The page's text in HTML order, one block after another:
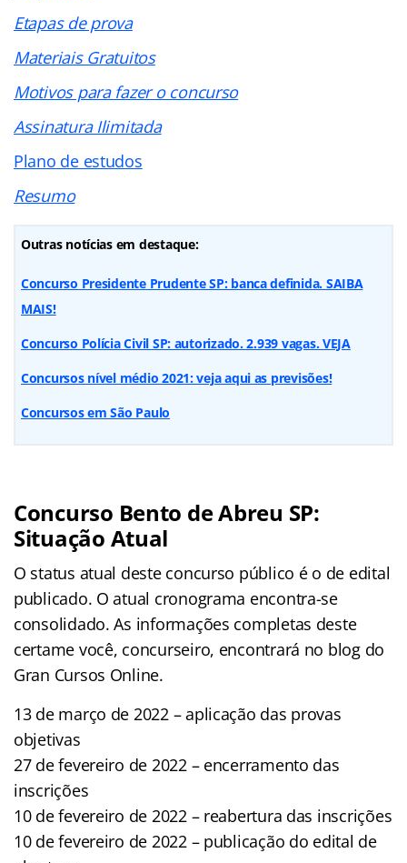
Etapas de prova
Materiais Gratuitos
Motivos para fazer o concurso
Assinatura Ilimitada
Plano de estudos
Resumo
Outras notícias em destaque:
Concurso Presidente Prudente SP: banca definida. SAIBA
MAIS!
Concurso Polícia Civil SP: autorizado. 2.939 vagas. VEJA
Concursos nível médio 2021: veja aqui as previsões!
Concursos em São Paulo
Concurso Bento de Abreu SP:
Situação Atual
O status atual deste concurso público é o de edital
publicado. O atual cronograma encontra-se
consolidado. As informações completas deste
certame você, concurseiro, encontrará no blog do
Gran Cursos Online.
13 de março de 2022 – aplicação das provas
objetivas
27 de fevereiro de 2022 – encerramento das
inscrições
10 de fevereiro de 2022 – reabertura das inscrições
10 de fevereiro de 2022 – publicação do edital de